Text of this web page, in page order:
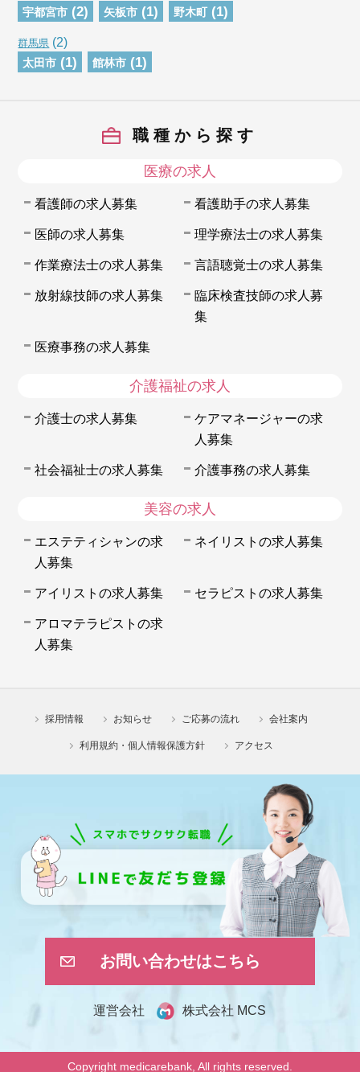
宇都宮市 (2) 矢板市 (1) 野木町 (1)
群馬県 (2)
太田市 (1) 館林市 (1)
職種から探す
医療の求人
看護師の求人募集 看護助手の求人募集
医師の求人募集 理学療法士の求人募集
作業療法士の求人募集 言語聴覚士の求人募集
放射線技師の求人募集
臨床検査技師の求人募
集
医療事務の求人募集
介護福祉の求人
介護士の求人募集
ケアマネージャーの求
人募集
社会福祉士の求人募集 介護事務の求人募集
美容の求人
エステティシャンの求
人募集
ネイリストの求人募集
アイリストの求人募集 セラピストの求人募集
アロマテラピストの求
人募集
採用情報 お知らせ ご応募の流れ 会社案内
利用規約・個人情報保護方針 アクセス
お問い合わせはこちら
運営会社 株式会社 MCS
Copyright medicarebank, All rights reserved.